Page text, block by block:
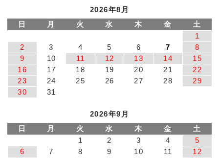
2026年8月
日
月 火 水 木 金
土
1
2
3 4 5 6 7
8
9
10 11 12 13 14
15
16
17 18 19 20 21
22
23
24 25 26 27 28
29
30
31
2026年9月
日
月 火 水 木 金
土
1
2 3 4
5
6
7 8 9 10 11
12